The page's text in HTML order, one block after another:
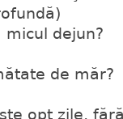
dejun?
de măr?
opt zile,